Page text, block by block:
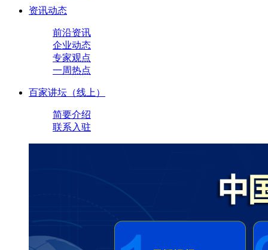
资讯动态
前沿资讯
企业动态
专家观点
一周热点
百家讲坛（线上）
简要介绍
联系入驻